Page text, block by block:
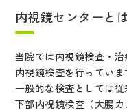
内視鏡センターと
当院では内視鏡検査・
内視鏡検査を行っていま
一般的な検査としては
下部内視鏡検査（大腸